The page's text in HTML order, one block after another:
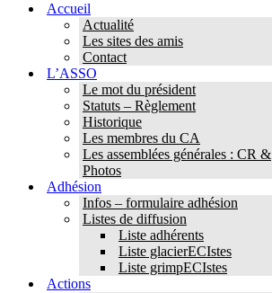
navigationAccueil
Actualité
Les sites des amis
Contact
L’ASSO
Le mot du président
Statuts – Règlement
Historique
Les membres du CA
Les assemblées générales : CR &
Photos
Adhésion
Infos – formulaire adhésion
Listes de diffusion
Liste adhérents
Liste glacierECIstes
Liste grimpECIstes
Actions